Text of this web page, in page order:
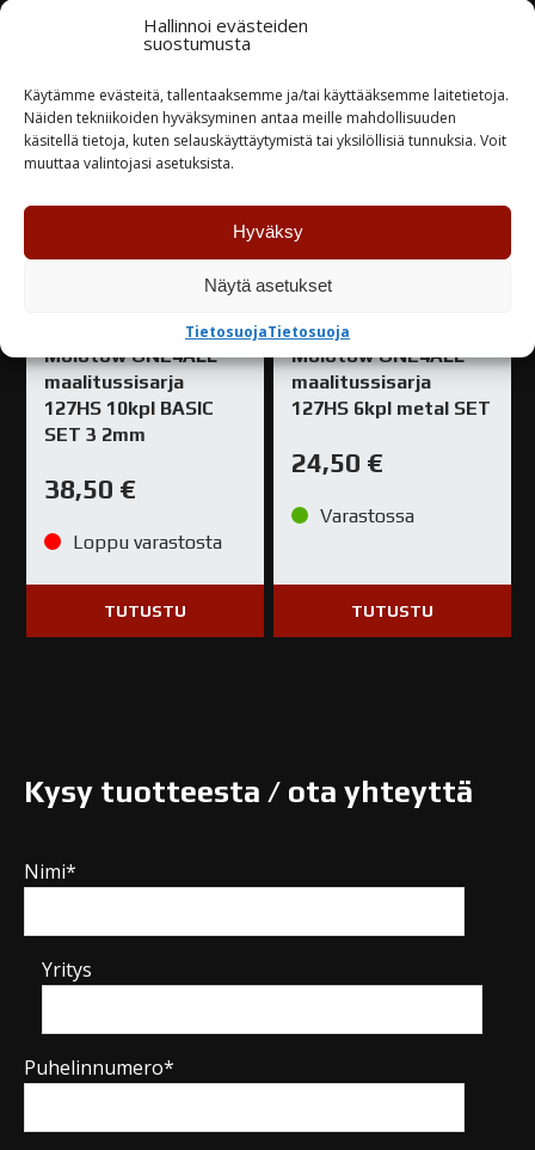
Hallinnoi evästeiden
suostumusta
Käytämme evästeitä, tallentaaksemme ja/tai käyttääksemme laitetietoja.
Näiden tekniikoiden hyväksyminen antaa meille mahdollisuuden
käsitellä tietoja, kuten selauskäyttäytymistä tai yksilöllisiä tunnuksia. Voit
muuttaa valintojasi asetuksista.
Hyväksy
Näytä asetukset
TietosuojaTietosuoja
TUTUSTU
Molotow ONE4ALL
maalitussisarja
127HS 10kpl BASIC
SET 3 2mm
38,50 €
Loppu varastosta
TUTUSTU
Molotow ONE4ALL
maalitussisarja
127HS 6kpl metal SET
24,50 €
Varastossa
TUTUSTU
Kysy tuotteesta / ota yhteyttä
Nimi*
Yritys
Puhelinnumero*